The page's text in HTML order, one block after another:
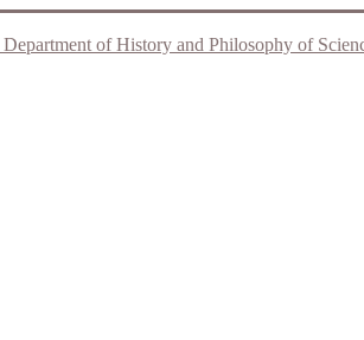
of History and Philosophy of